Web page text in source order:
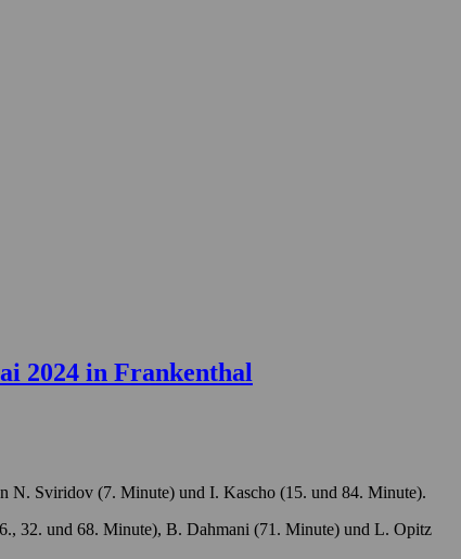
2024 in Frankenthal
N. Sviridov (7. Minute) und I. Kascho (15. und 84. Minute).
32. und 68. Minute), B. Dahmani (71. Minute) und L. Opitz